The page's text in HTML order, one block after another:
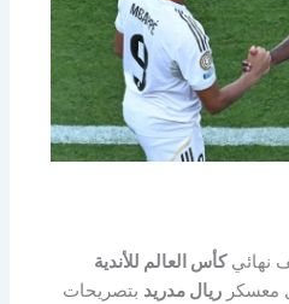
نهائيكأس العالم للأندية
معسكرريال مدريد بتصريحات